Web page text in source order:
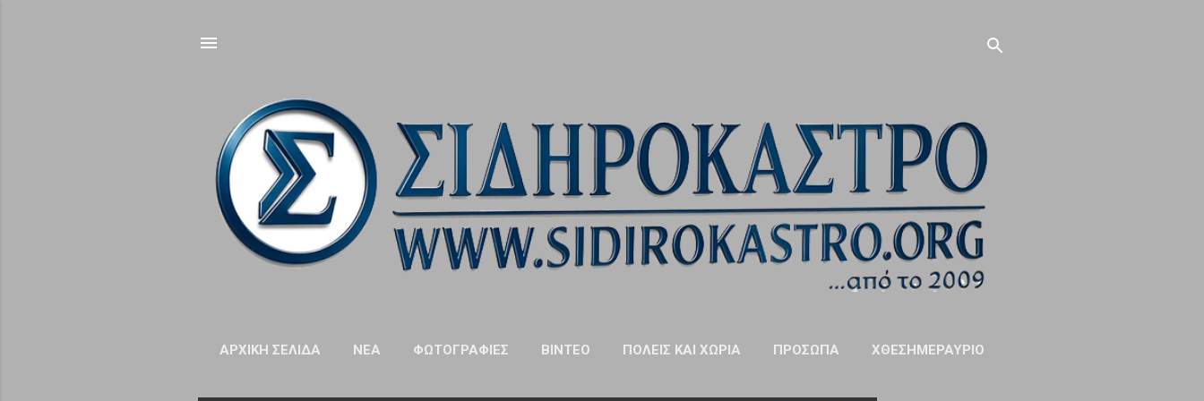
ΑΡΧΙΚΉ ΣΕΛΊΔΑ NΈΑ ΦΩΤΟΓΡΑΦΊΕΣ ΒΊΝΤΕΟ ΠΌΛΕΙΣ ΚΑΙ ΧΩΡΙΆ ΠΡΌΣΩΠΑ ΧΘΕΣΗΜΕΡΑΥΡΙΟ